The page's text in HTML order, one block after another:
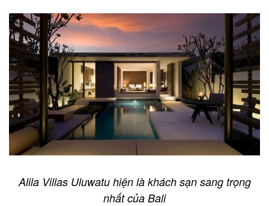
Alila Villas Uluwatu hiện là khách sạn sang trọng
nhất của Bali